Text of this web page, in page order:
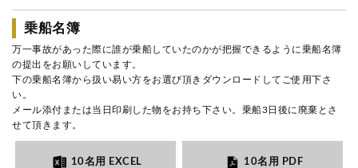
乗船名簿
万一事故があった際に誰が乗船していたのかが把握できるように乗船名簿
の提出をお願いしています。
下の乗船名簿から扱い易い方をお選び頂きダウンロードしてご使用下さ
い。
メール添付または当日印刷した物をお持ち下さい。乗船3日後に廃棄とさ
せて頂きます。
10名用 EXCEL 10名用 PDF